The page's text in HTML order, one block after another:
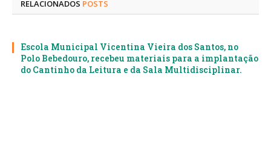
RELACIONADOS POSTS
Escola Municipal Vicentina Vieira dos Santos, no
Polo Bebedouro, recebeu materiais para a implantação
do Cantinho da Leitura e da Sala Multidisciplinar.